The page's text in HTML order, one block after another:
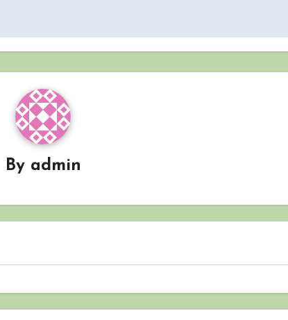
By admin